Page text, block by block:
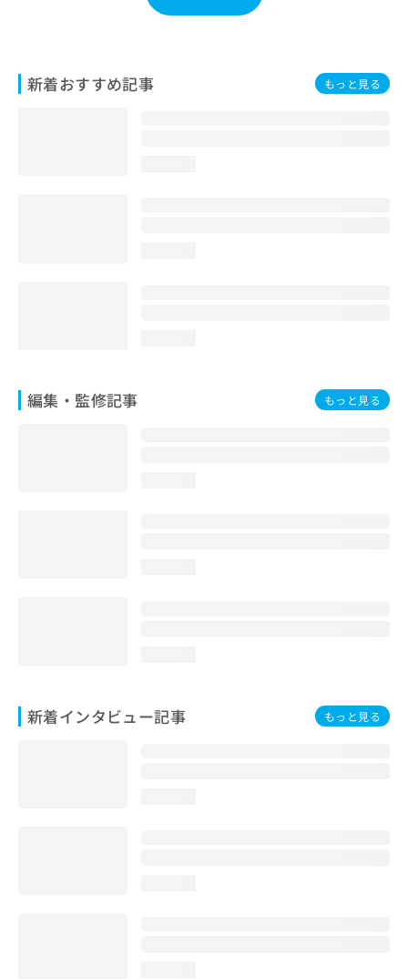
新着おすすめ記事 もっと見る
編集・監修記事 もっと見る
新着インタビュー記事 もっと見る
わ